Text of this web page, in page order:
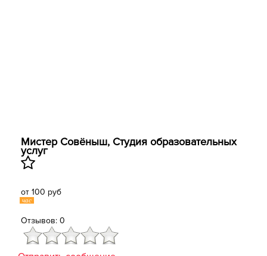
Мистер Совëныш, Студия образовательных
услуг
от 100 руб
час
Отзывов: 0